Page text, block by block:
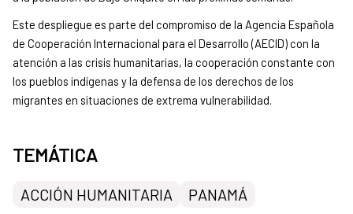
Este despliegue es parte del compromiso de la Agencia Española
de Cooperación Internacional para el Desarrollo (AECID) con la
atención a las crisis humanitarias, la cooperación constante con
los pueblos indígenas y la defensa de los derechos de los
migrantes en situaciones de extrema vulnerabilidad.
TEMÁTICA
ACCIÓN HUMANITARIA PANAMÁ